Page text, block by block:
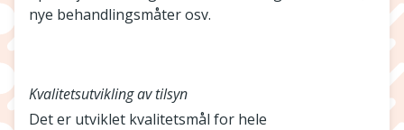
nye behandlingsmåter osv.
Kvalitetsutvikling av tilsyn
Det er utviklet kvalitetsmål for hele